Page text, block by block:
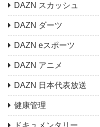
DAZN スカッシュ
DAZN ダーツ
DAZN eスポーツ
DAZN アニメ
DAZN 日本代表放送
健康管理
ドキュメンタリー